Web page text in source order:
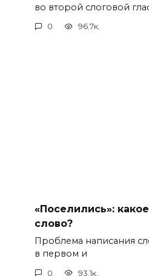
во второй слоговой
0 96.7к.
«Поселились»:
слово?
Проблема написания
в первом и
0 93.1к.